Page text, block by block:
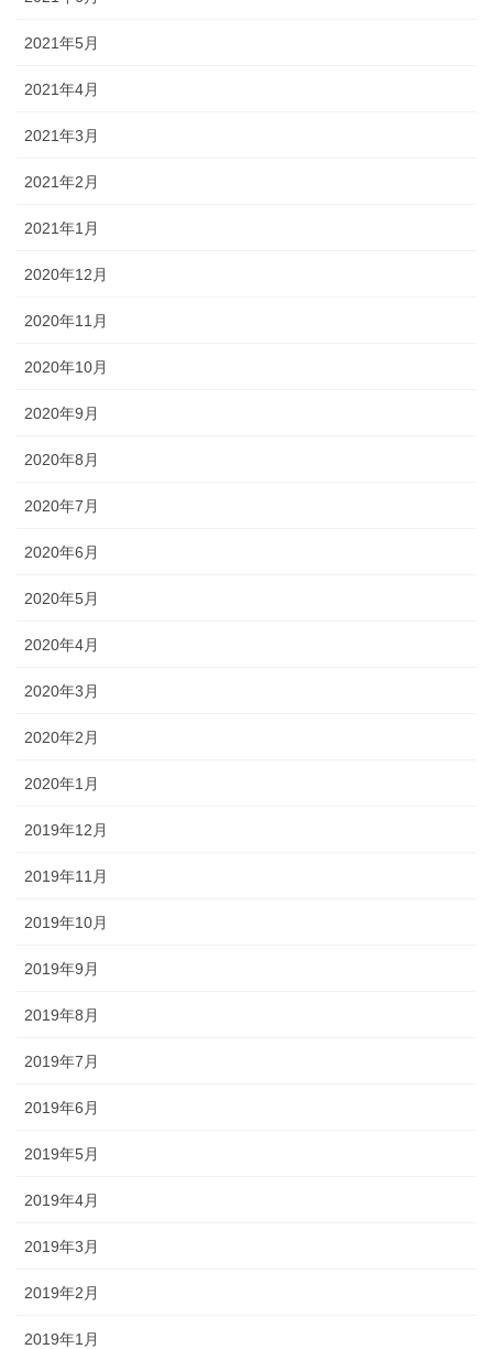
2021年5月
2021年4月
2021年3月
2021年2月
2021年1月
2020年12月
2020年11月
2020年10月
2020年9月
2020年8月
2020年7月
2020年6月
2020年5月
2020年4月
2020年3月
2020年2月
2020年1月
2019年12月
2019年11月
2019年10月
2019年9月
2019年8月
2019年7月
2019年6月
2019年5月
2019年4月
2019年3月
2019年2月
2019年1月